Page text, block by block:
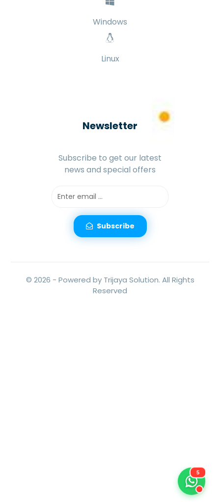
Download
Subscribe to get our latest
news and special offers
5